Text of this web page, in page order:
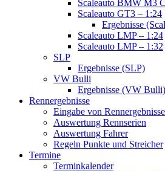
Scaleauto BMW M3
Scaleauto GT3 – 1:24
Ergebnisse
Scaleauto LMP – 1:24
Scaleauto LMP – 1:32
SLP
Ergebnisse (SLP)
VW Bulli
Ergebnisse (VW Bulli)
Rennergebnisse
Eingabe von
Auswertung Rennserien
Auswertung Fahrer
Regeln Punkte und Streicher
Termine
Terminkalender